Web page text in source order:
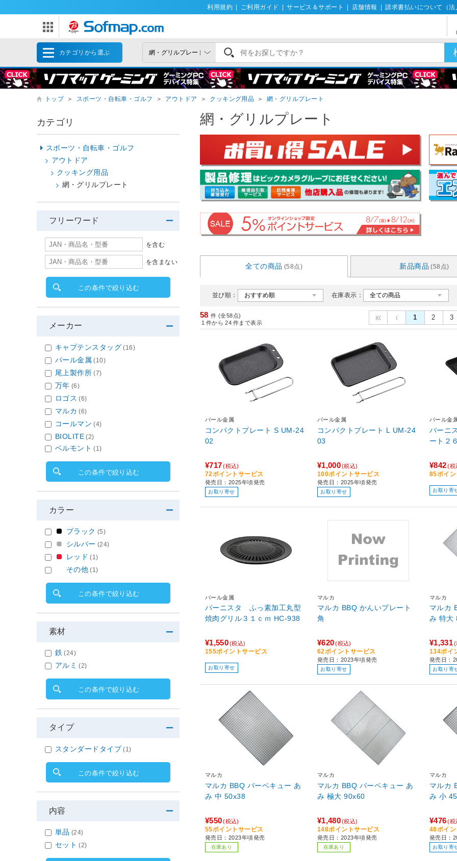
利用規約 ご利用ガイド サービス＆サポート 店舗情報 請求書払いについて（法
カテゴリから選ぶ
トップ ＞ スポーツ・自転車・ゴルフ ＞ アウトドア ＞ クッキング用品 ＞ 網・グリルプレート
網・グリルプレート
全ての商品 (58点) 新品商品 (58点)
並び順： 在庫表示：
58 件 (全58点)
1 件から 24 件まで表示
1 2 3
パール金属
コンパクトプレート S UM-24
02
¥717 (税込)
72ポイントサービス
発売日：2025年頃発売
お取り寄せ
パール金属
コンパクトプレート L UM-24
03
¥1,000(税込)
100ポイントサービス
発売日：2025年頃発売
お取り寄せ
パール金
バーニ
¥842 (税
85ポイ
お取り寄
パール金属
バーニスタ ふっ素加工丸型
焼肉グリル３１ｃｍ HC-938
¥1,550(税込)
155ポイントサービス
お取り寄せ
マルカ
マルカ BBQ かんいプレート
角
¥620 (税込)
62ポイントサービス
発売日：2023年頃発売
お取り寄せ
マルカ
マルカ
み 特大
¥1,331(
134ポイ
発売日：
お取り寄
マルカ
マルカ BBQ バーベキュー あ
み 中 50x38
¥550 (税込)
55ポイントサービス
発売日：2023年頃発売
在庫あり
マルカ
マルカ BBQ バーベキュー あ
み 極大 90x60
¥1,480(税込)
148ポイントサービス
発売日：2023年頃発売
在庫あり
マルカ
マルカ
み 小
¥476 (税
48ポイ
発売日：
お取り寄
カテゴリ
スポーツ・自転車・ゴルフ
アウトドア
クッキング用品
網・グリルプレート
フリーワード
を含む
を含まない
この条件で絞り込む
メーカー
キャプテンスタッグ (16)
パール金属 (10)
尾上製作所 (7)
万年 (6)
ロゴス (6)
マルカ (6)
コールマン (4)
BIOLITE (2)
ベルモント (1)
この条件で絞り込む
カラー
ブラック (5)
シルバー (24)
レッド (1)
その他 (1)
この条件で絞り込む
素材
鉄 (24)
アルミ (2)
この条件で絞り込む
タイプ
スタンダードタイプ (1)
この条件で絞り込む
内容
単品 (24)
セット (2)